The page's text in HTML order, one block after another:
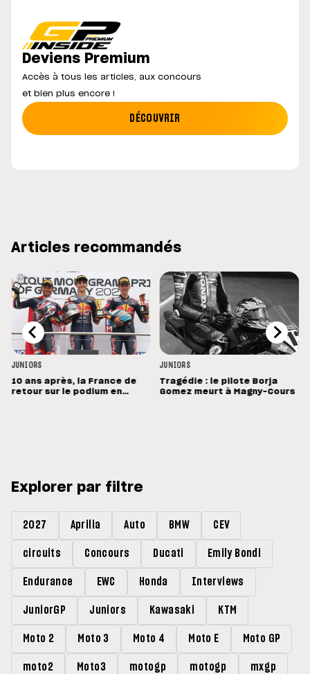
Deviens Premium
Accès à tous les articles, aux concours
et bien plus encore !
DÉCOUVRIR
Articles recommandés
JUNIORS
10 ans après, la France de
retour sur le podium en
JUNIORS
Tragédie : le pilote Borja
Gomez meurt à Magny-Cours
Explorer par filtre
2027 Aprilia Auto BMW CEV
circuits Concours Ducati Emily Bondi
Endurance EWC Honda Interviews
JuniorGP Juniors Kawasaki KTM
Moto 2 Moto 3 Moto 4 Moto E Moto GP
moto2 Moto3 motogp motogp mxgp